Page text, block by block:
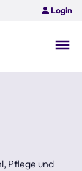
Login
Pflege und